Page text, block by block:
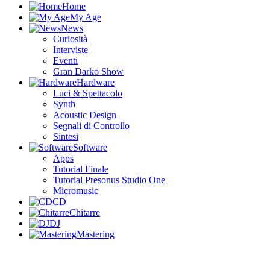
Home
My Age
News
Curiosità
Interviste
Eventi
Gran Darko Show
Hardware
Luci & Spettacolo
Synth
Acoustic Design
Segnali di Controllo
Sintesi
Software
Apps
Tutorial Finale
Tutorial Presonus Studio One
Micromusic
CD
Chitarre
DJ
Mastering